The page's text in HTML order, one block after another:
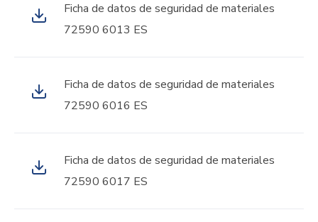
Ficha de datos de seguridad de materiales
72590 6013 ES
Ficha de datos de seguridad de materiales
72590 6016 ES
Ficha de datos de seguridad de materiales
72590 6017 ES